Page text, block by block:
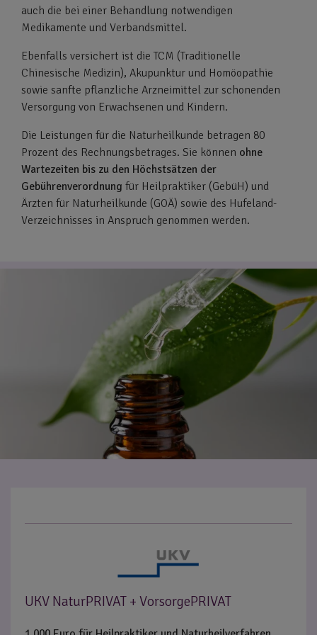
auch die bei einer Behandlung notwendigen
Medikamente und Verbandsmittel.
Ebenfalls versichert ist die TCM (Traditionelle
Chinesische Medizin), Akupunktur und Homöopathie
sowie sanfte pflanzliche Arzneimittel zur schonenden
Versorgung von Erwachsenen und Kindern.
Die Leistungen für die Naturheilkunde betragen 80
Prozent des Rechnungsbetrages. Sie können ohne
Wartezeiten bis zu den Höchstsätzen der
Gebührenverordnung für Heilpraktiker (GebüH) und
Ärzten für Naturheilkunde (GOÄ) sowie des Hufeland-
Verzeichnisses in Anspruch genommen werden.
UKV NaturPRIVAT + VorsorgePRIVAT